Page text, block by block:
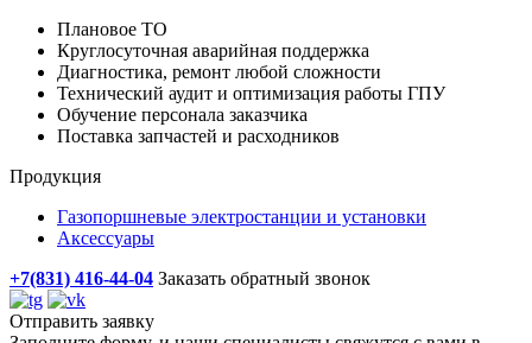
Плановое ТО
Круглосуточная аварийная поддержка
Диагностика, ремонт любой сложности
Технический аудит и оптимизация работы ГПУ
Обучение персонала заказчика
Поставка запчастей и расходников
Продукция
Газопоршневые электростанции и установки
Аксессуары
+7(831) 416-44-04 Заказать обратный звонок
Отправить заявку